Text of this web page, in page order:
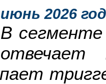
июнь 2026
В